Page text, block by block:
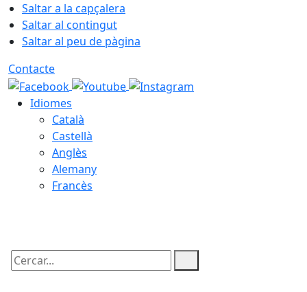
Saltar a la capçalera
Saltar al contingut
Saltar al peu de pàgina
Contacte
Idiomes
Català
Castellà
Anglès
Alemany
Francès
Cercar: